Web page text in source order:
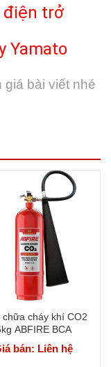
điện trở
Yamato
giá bài viết nhé
chữa cháy khí CO2
ABFIRE BCA
bán: Liên hệ